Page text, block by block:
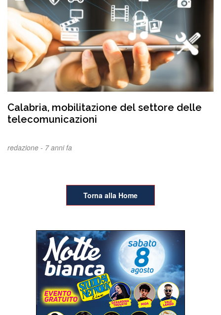
Calabria, mobilitazione del settore delle
telecomunicazioni
redazione - 7 anni fa
Torna alla Home